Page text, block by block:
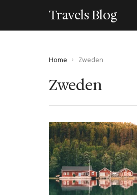
Travels Blog
Home › Zweden
Zweden